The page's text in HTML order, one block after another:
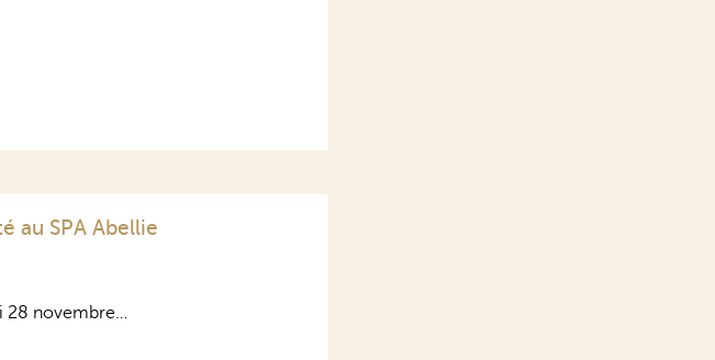
au SPA Abellie
28 novembre…